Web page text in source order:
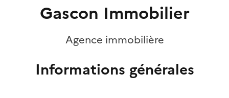
Gascon Immobilier
Agence immobilière
Informations générales